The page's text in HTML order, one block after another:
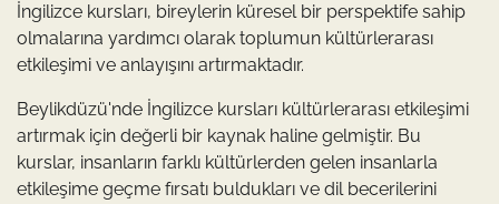
İngilizce kursları, bireylerin küresel bir perspektife sahip
olmalarına yardımcı olarak toplumun kültürlerarası
etkileşimi ve anlayışını artırmaktadır.
Beylikdüzü'nde İngilizce kursları kültürlerarası etkileşimi
artırmak için değerli bir kaynak haline gelmiştir. Bu
kurslar, insanların farklı kültürlerden gelen insanlarla
etkileşime geçme fırsatı buldukları ve dil becerilerini